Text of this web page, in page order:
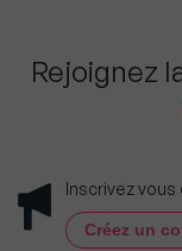
Rejoignez
Inscrivez vous
Créez un